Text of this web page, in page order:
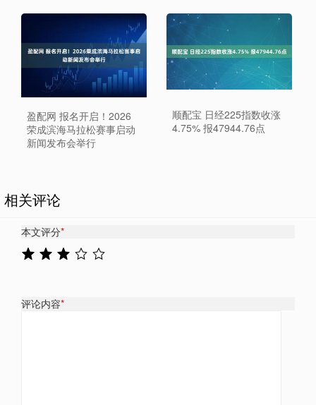
盈配网 报名开启！2026
荣成滨海马拉松赛事启动
新闻发布会举行
顺配宝 日经225指数收涨
4.75% 报47944.76点
相关评论
本文评分*
评论内容*